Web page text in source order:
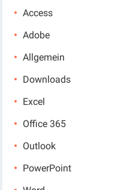
Access
Adobe
Allgemein
Downloads
Excel
Office 365
Outlook
PowerPoint